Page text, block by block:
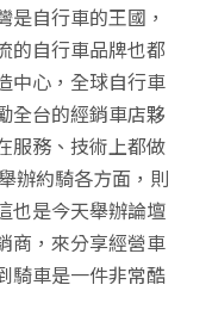
自行車的王國，
的自行車品牌也都
中心，全球自行車
全台的經銷車店夥
服務、技術上都做
辦約騎各方面，則
也是今天舉辦論壇
商，來分享經營車
騎車是一件非常酷